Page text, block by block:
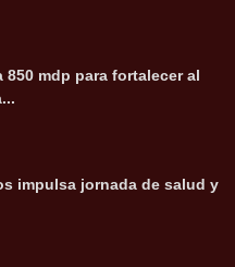
850 mdp para fortalecer al
impulsa jornada de salud y